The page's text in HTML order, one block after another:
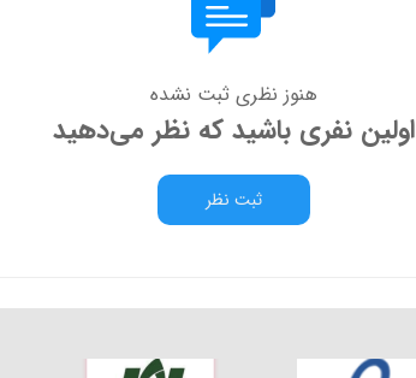
هنوز نظری ثبت نشده
اولین نفری باشید که نظر می‌دهید
ثبت نظر